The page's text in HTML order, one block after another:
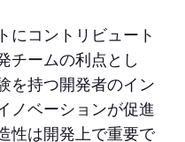
にコントリビュート
チームの利点とし
を持つ開発者のイン
ノベーションが促進
性は開発上で重要で